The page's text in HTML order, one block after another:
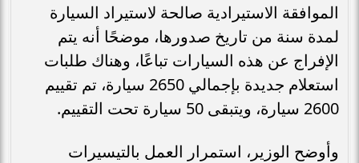
الموافقة الاستيرادية صالحة لاستيراد السيارة
لمدة سنة من تاريخ صدورها، موضحًا أنه يتم
الإفراج عن هذه السيارات تباعًا، وهناك طلبات
استعلام جديدة بإجمالي 2650 سيارة، تم تقييم
2600 سيارة، ويتبقى 50 سيارة تحت التقييم.
وأوضح الوزير، استمرار العمل بالتيسيرات